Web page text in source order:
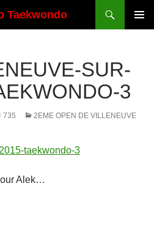
Taekwondo
SUR-
3
735
2EME OPEN DE VILLENEUVE
Alek…